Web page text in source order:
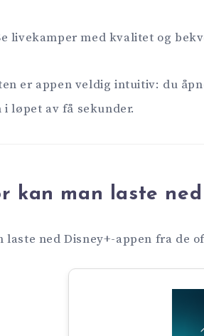
livekamper med kvalitet og
er appen veldig intuitiv: du
i løpet av få sekunder.
kan man laste ned
laste ned Disney+-appen fra de